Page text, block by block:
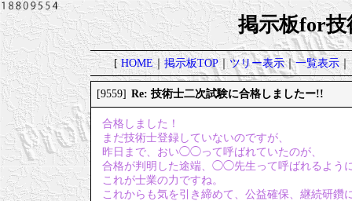
掲示板for技
[HOME｜掲示板TOP｜ツリー表示｜一覧表示｜
[9559] Re: 技術士二次試験に合格しましたー!!
合格しました！
まだ技術士登録していないのですが、
昨日まで、おい◯◯って呼ばれていたのが、
合格が判明した途端、◯◯先生って呼ばれるよう
これが士業の力ですね。
これからも気を引き締めて、公益確保、継続研鑽